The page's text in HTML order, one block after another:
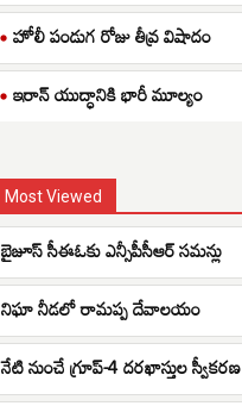
హోలీ పండుగ రోజు తీవ్ర విషాదం
ఇరాన్ యుద్ధానికి భారీ మూల్యం
Most Viewed
బైజూస్ సీఈఓకు ఎన్సీపీసీఆర్ సమన్లు
నిఘా నీడలో రామప్ప దేవాలయం
నేటి నుంచే గ్రూప్-4 దరఖాస్తుల స్వీకరణ